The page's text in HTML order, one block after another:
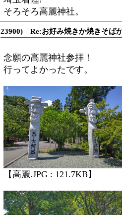
そろそろ高麗神社。
23900) Re:お好み焼きか焼きそば
念願の高麗神社参拝！
行ってよかったです。
【高麗.JPG : 121.7KB】